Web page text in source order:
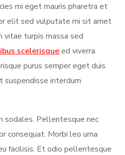
mi eget mauris pharetra et
elit sed vulputate mi sit amet
vitae turpis massa sed
scelerisqueed viverra
purus semper eget duis
suspendisse interdum
sodales. Pellentesque nec
consequat. Morbi leo urna
facilisis. Et odio pellentesque